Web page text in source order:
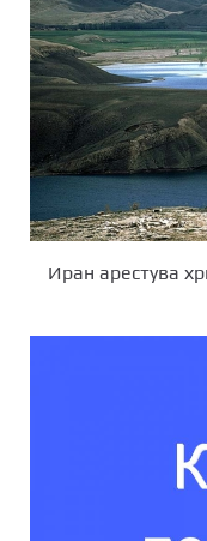
Иран арестува